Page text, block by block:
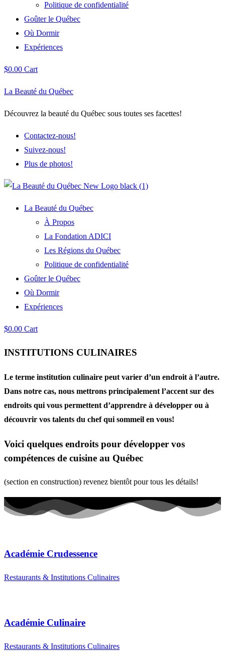
Politique de confidentialité
Goûter le Québec
Où Dormir
Expériences
$0.00 Cart
La Beauté du Québec
Découvrez la beauté du Québec sous toutes ses facettes!
Contactez-nous!
Suivez-nous!
Plus de photos!
La Beauté du Québec
À Propos
La Fondation ADICI
Les Régions du Québec
Politique de confidentialité
Goûter le Québec
Où Dormir
Expériences
$0.00 Cart
INSTITUTIONS CULINAIRES
Le terme institution culinaire peut varier d’un endroit à l’autre.
Dans notre cas, nous mettrons principalement l’accent sur des
endroits qui vous permettent d’apprendre à développer ou à
découvrir vos talents du chef qui sommeil en vous!
Voici quelques endroits pour développer vos
compétences de cuisine au Québec
(section en construction) revenez bientôt pour tous les détails!
Académie Crudessence
Restaurants & Institutions Culinaires
Académie Culinaire
Restaurants & Institutions Culinaires